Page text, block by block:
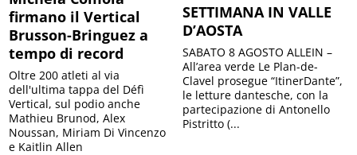
firmano il Vertical
Brusson-Bringuez a
tempo di record
Oltre 200 atleti al via
dell'ultima tappa del Défì
Vertical, sul podio anche
Mathieu Brunod, Alex
Noussan, Miriam Di Vincenzo
e Kaitlin Allen
SETTIMANA IN VALLE
D’AOSTA
SABATO 8 AGOSTO ALLEIN –
All’area verde Le Plan-de-
Clavel prosegue “ItinerDante”,
le letture dantesche, con la
partecipazione di Antonello
Pistritto (...